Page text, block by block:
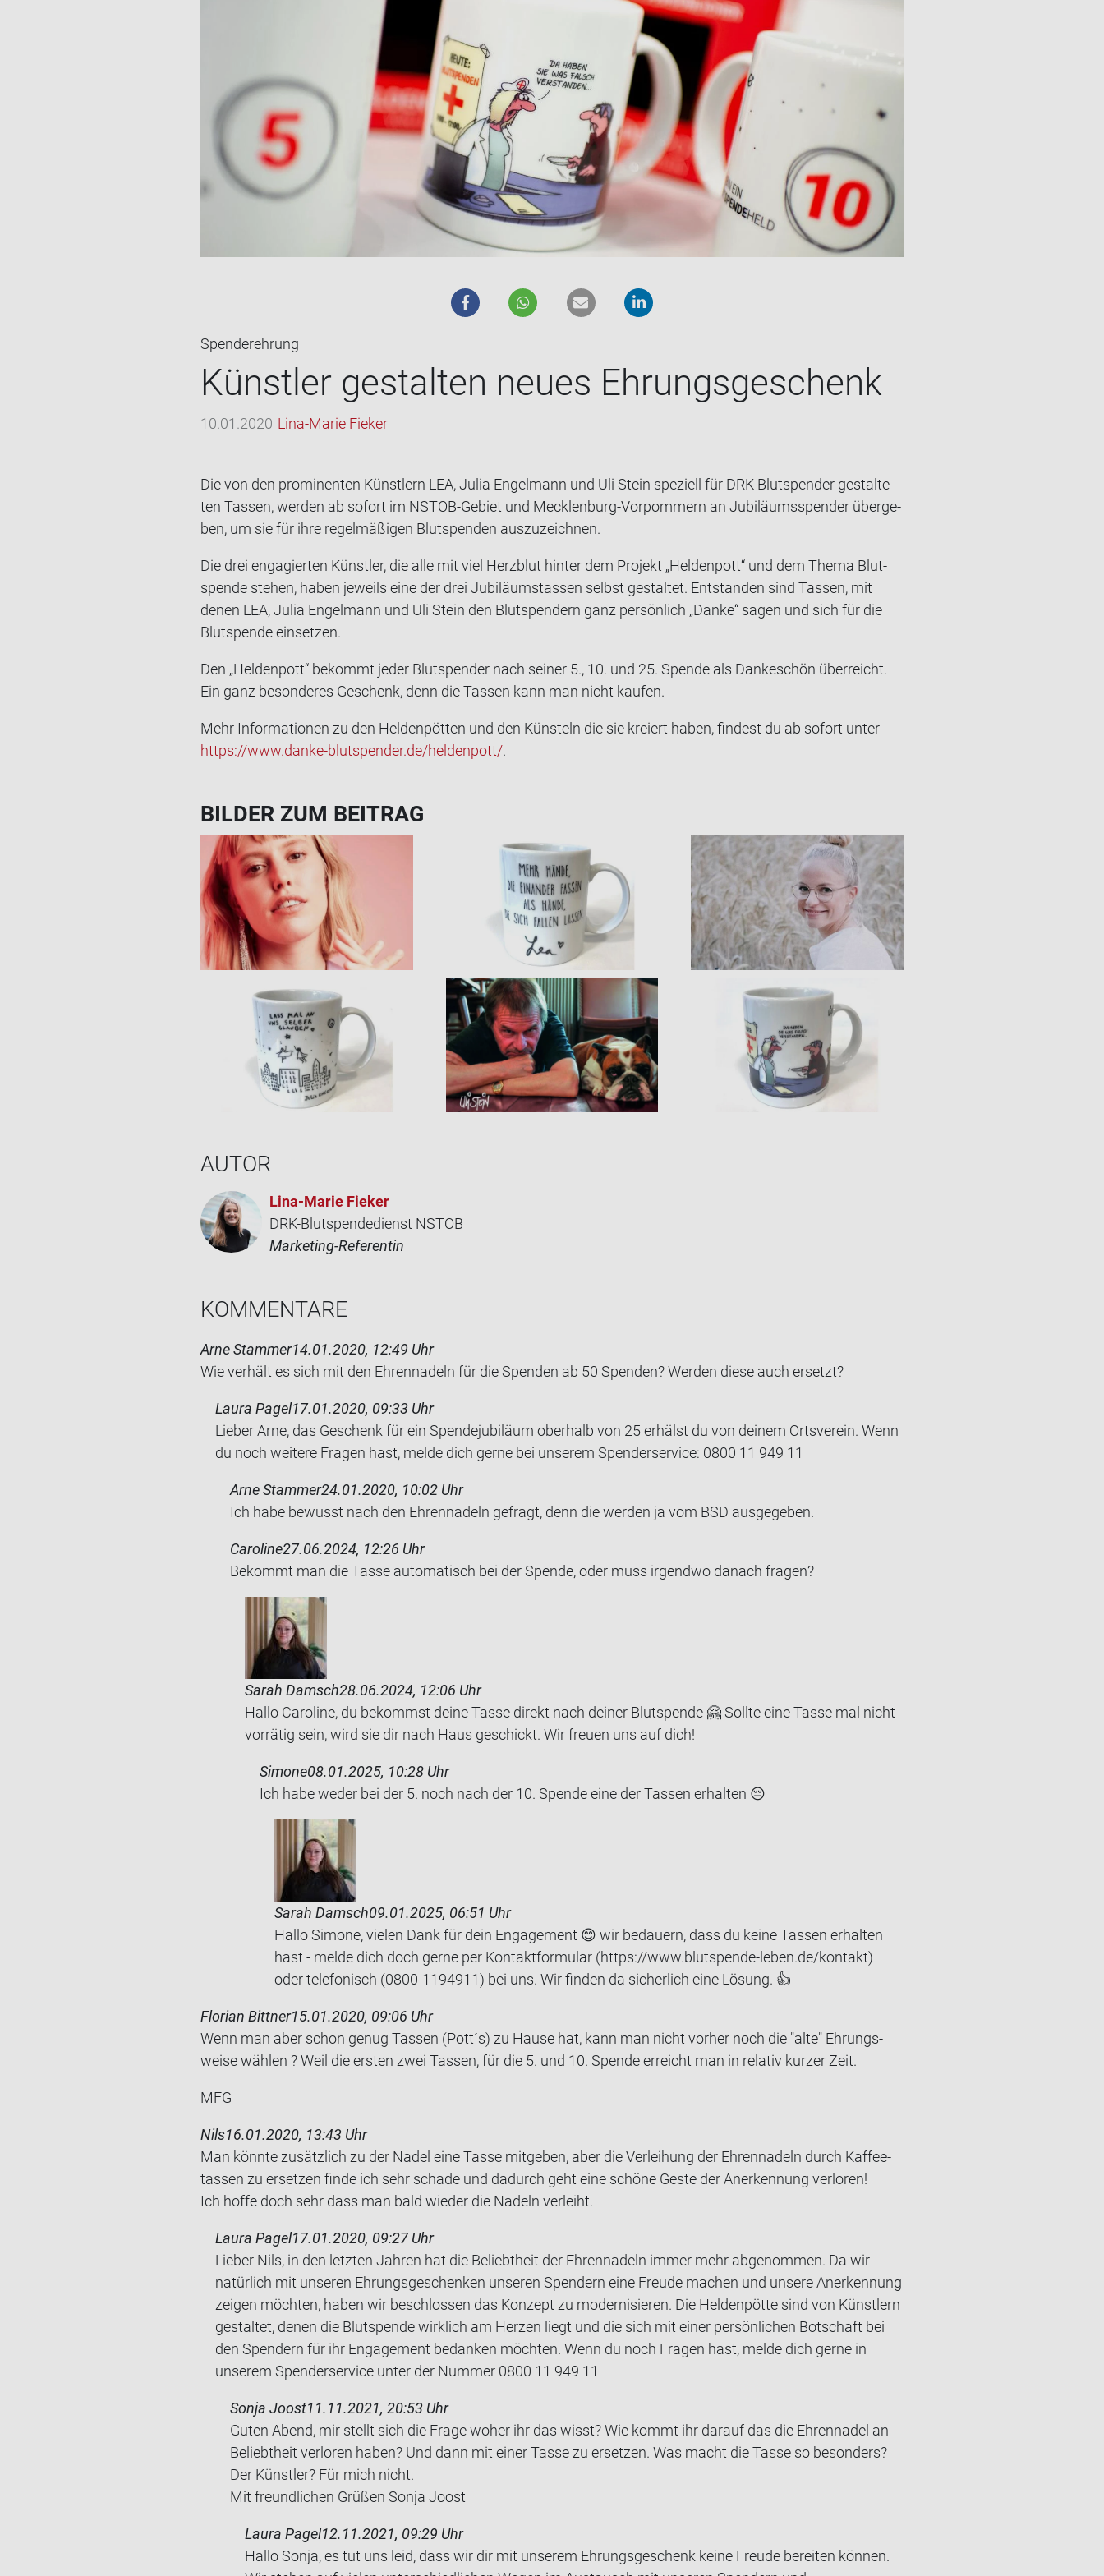
Spenderehrung
Künst­ler ge­stal­ten neues Eh­rungs­ge­schenk
10.01.2020 Lina-Marie Fieker
Die von den pro­mi­nen­ten Künst­lern LEA, Julia En­gel­mann und Uli Stein spe­zi­ell für DRK-​Blutspender ge­stal­te­
ten Tas­sen, wer­den ab so­fort im NSTOB-​Gebiet und Mecklenburg-​Vorpommern an Ju­bi­lä­ums­spen­der über­ge­
ben, um sie für ihre re­gel­mä­ßi­gen Blut­spen­den aus­zu­zeich­nen.
Die drei en­ga­gier­ten Künst­ler, die alle mit viel Herz­blut hin­ter dem Pro­jekt „Hel­den­pott“ und dem Thema Blut­
spen­de ste­hen, haben je­weils eine der drei Ju­bi­lä­umstas­sen selbst ge­stal­tet. Ent­stan­den sind Tas­sen, mit
denen LEA, Julia En­gel­mann und Uli Stein den Blut­spen­dern ganz per­sön­lich „Danke“ sagen und sich für die
Blut­spen­de ein­set­zen.
Den „Hel­den­pott“ be­kommt jeder Blut­spen­der nach sei­ner 5., 10. und 25. Spen­de als Dan­ke­schön über­reicht.
Ein ganz be­son­de­res Ge­schenk, denn die Tas­sen kann man nicht kau­fen.
Mehr In­for­ma­tio­nen zu den Hel­den­pöt­ten und den Küns­teln die sie kre­iert haben, fin­dest du ab so­fort unter
https://www.danke-​blutspender.de/hel­den­pott/.
BIL­DER ZUM BEI­TRAG
AUTOR
Lina-​Marie Fie­ker
DRK-Blutspendedienst NSTOB
Marketing-Referentin
KOM­MEN­TA­RE
Arne Stammer14.01.2020, 12:49 Uhr
Wie ver­hält es sich mit den Eh­ren­na­deln für die Spen­den ab 50 Spen­den? Wer­den diese auch er­setzt?
Laura Pagel17.01.2020, 09:33 Uhr
Lieber Arne, das Geschenk für ein Spendejubiläum oberhalb von 25 erhälst du von deinem Ortsverein. Wenn
du noch weitere Fragen hast, melde dich gerne bei unserem Spenderservice: 0800 11 949 11
Arne Stammer24.01.2020, 10:02 Uhr
Ich habe be­wusst nach den Eh­ren­na­deln ge­fragt, denn die wer­den ja vom BSD aus­ge­ge­ben.
Caroline27.06.2024, 12:26 Uhr
Be­kommt man die Tasse au­to­ma­tisch bei der Spen­de, oder muss ir­gend­wo da­nach fra­gen?
Sarah Damsch28.06.2024, 12:06 Uhr
Hallo Caroline, du bekommst deine Tasse direkt nach deiner Blutspende 🤗 Sollte eine Tasse mal nicht
vorrätig sein, wird sie dir nach Haus geschickt. Wir freuen uns auf dich!
Simone08.01.2025, 10:28 Uhr
Ich habe weder bei der 5. noch nach der 10. Spen­de eine der Tas­sen er­hal­ten 😔
Sarah Damsch09.01.2025, 06:51 Uhr
Hallo Simone, vielen Dank für dein Engagement 😊 wir bedauern, dass du keine Tassen erhalten
hast - melde dich doch gerne per Kontaktformular (https://www.blutspende-leben.de/kontakt)
oder telefonisch (0800-1194911) bei uns. Wir finden da sicherlich eine Lösung. 👍
Florian Bittner15.01.2020, 09:06 Uhr
Wenn man aber schon genug Tas­sen (Pott´s) zu Hause hat, kann man nicht vor­her noch die "alte" Eh­rungs­
wei­se wäh­len ? Weil die ers­ten zwei Tas­sen, für die 5. und 10. Spen­de er­reicht man in re­la­tiv kur­zer Zeit.
MFG
Nils16.01.2020, 13:43 Uhr
Man könn­te zu­sätz­lich zu der Nadel eine Tasse mit­ge­ben, aber die Ver­lei­hung der Eh­ren­na­deln durch Kaf­fee­
tas­sen zu er­set­zen finde ich sehr scha­de und da­durch geht eine schö­ne Geste der An­er­ken­nung ver­lo­ren!
Ich hoffe doch sehr dass man bald wie­der die Na­deln ver­leiht.
Laura Pagel17.01.2020, 09:27 Uhr
Lieber Nils, in den letzten Jahren hat die Beliebtheit der Ehrennadeln immer mehr abgenommen. Da wir
natürlich mit unseren Ehrungsgeschenken unseren Spendern eine Freude machen und unsere Anerkennung
zeigen möchten, haben wir beschlossen das Konzept zu modernisieren. Die Heldenpötte sind von Künstlern
gestaltet, denen die Blutspende wirklich am Herzen liegt und die sich mit einer persönlichen Botschaft bei
den Spendern für ihr Engagement bedanken möchten. Wenn du noch Fragen hast, melde dich gerne in
unserem Spenderservice unter der Nummer 0800 11 949 11
Sonja Joost11.11.2021, 20:53 Uhr
Guten Abend, mir stellt sich die Frage woher ihr das wisst? Wie kommt ihr dar­auf das die Eh­ren­na­del an
Be­liebt­heit ver­lo­ren haben? Und dann mit einer Tasse zu er­set­zen. Was macht die Tasse so be­son­ders?
Der Künst­ler? Für mich nicht.
Mit freund­li­chen Grü­ßen Sonja Joost
Laura Pagel12.11.2021, 09:29 Uhr
Hallo Sonja, es tut uns leid, dass wir dir mit unserem Ehrungsgeschenk keine Freude bereiten können.